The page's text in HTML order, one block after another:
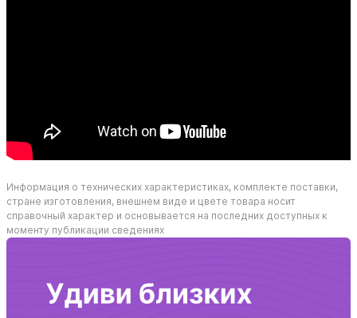
Информация о технических характеристиках, комплекте поставки,
стране изготовления, внешнем виде и цвете товара носит
справочный характер и основывается на последних доступных к
моменту публикации сведениях